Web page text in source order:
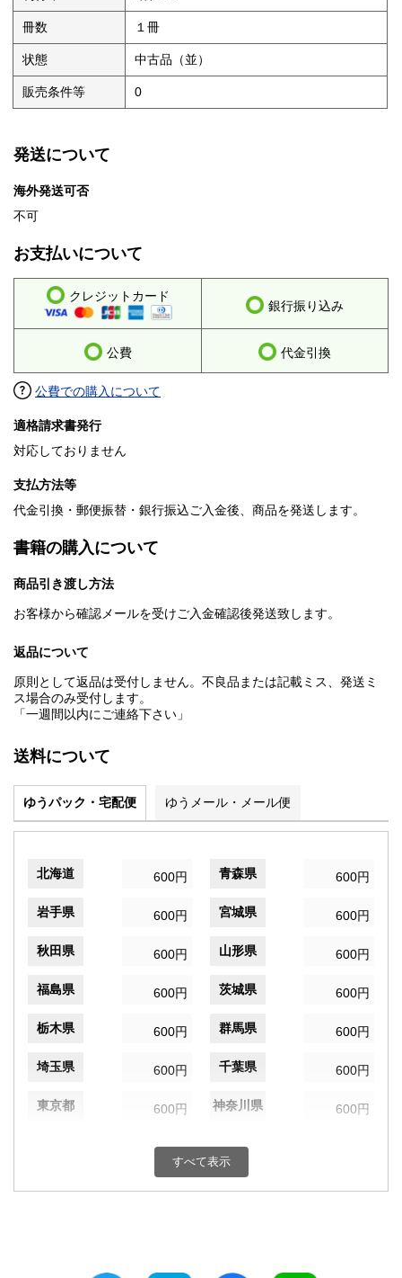
冊数 １冊
状態 中古品（並）
販売条件等 0
発送について
海外発送可否
不可
お支払いについて
クレジットカード
銀行振り込み
公費 代金引換
公費での購入について
適格請求書発行
対応しておりません
支払方法等
代金引換・郵便振替・銀行振込ご入金後、商品を発送します。
書籍の購入について
商品引き渡し方法
お客様から確認メールを受けご入金確認後発送致します。
返品について
原則として返品は受付しません。不良品または記載ミス、発送ミ
ス場合のみ受付します。
「一週間以内にご連絡下さい」
送料について
ゆうパック・宅配便 ゆうメール・メール便
北海道 600円 青森県 600円
岩手県 600円 宮城県 600円
秋田県 600円 山形県 600円
福島県 600円 茨城県 600円
栃木県 600円 群馬県 600円
埼玉県 600円 千葉県 600円
東京都 600円 神奈川県 600円
600円 富山県
すべて表示